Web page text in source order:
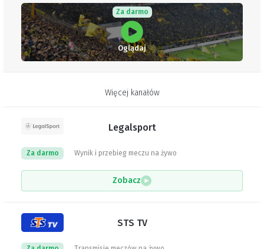
Za darmo
Oglądaj
Więcej kanałów
Legalsport
Wynik i przebieg meczu na żywo
Za darmo
Zobacz
STS TV